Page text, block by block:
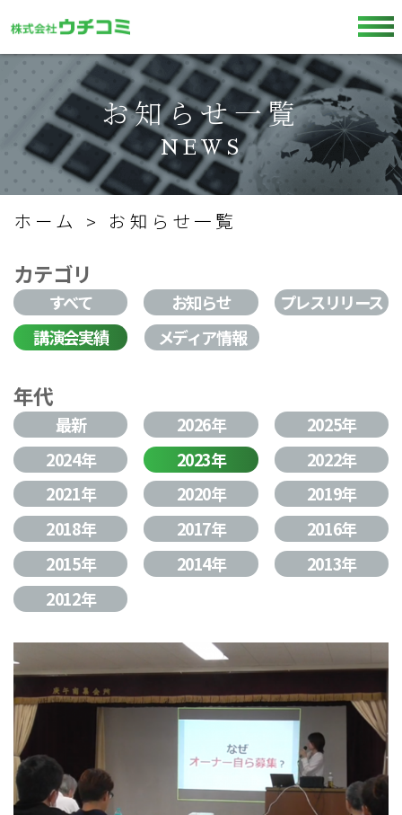
お知らせ一覧
NEWS
ホーム お知らせ一覧
カテゴリ
すべて お知らせ
プレスリリース
講演会実績
メディア情報
年代
最新 2026年
2025年
2024年
2023年
2022年
2021年
2020年
2019年
2018年
2017年
2016年
2015年
2014年
2013年
2012年